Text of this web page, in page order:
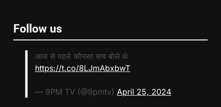
Follow us
आज से पहले कौनसा सच बोले थे
https://t.co/8LJmAbxbwT
— 9PM TV (@9pmtv) April 25, 2024